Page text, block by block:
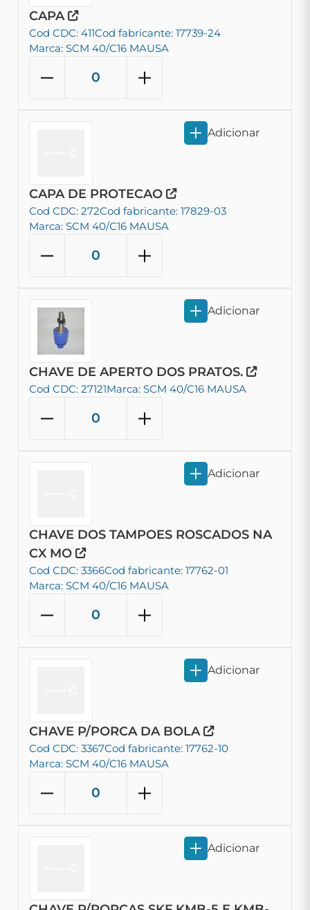
CAPA
Cod CDC: 411Cod fabricante: 17739-24
Marca: SCM 40/C16 MAUSA
CAPA DE PROTECAO
Cod CDC: 272Cod fabricante: 17829-03
Marca: SCM 40/C16 MAUSA
Adicionar
CHAVE DE APERTO DOS PRATOS.
Cod CDC: 27121Marca: SCM 40/C16 MAUSA
Adicionar
CHAVE DOS TAMPOES ROSCADOS NA
CX MO
Cod CDC: 3366Cod fabricante: 17762-01
Marca: SCM 40/C16 MAUSA
Adicionar
CHAVE P/PORCA DA BOLA
Cod CDC: 3367Cod fabricante: 17762-10
Marca: SCM 40/C16 MAUSA
Adicionar
Adicionar